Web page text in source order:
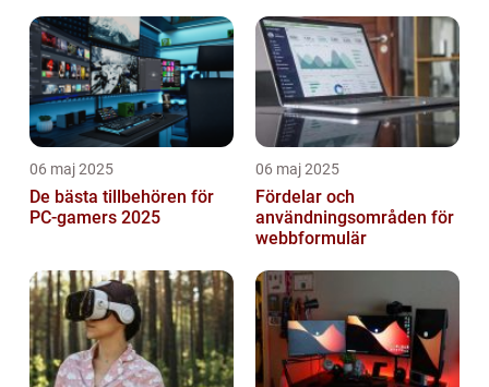
06 maj 2025
De bästa tillbehören för
PC-gamers 2025
06 maj 2025
Fördelar och
användningsområden för
webbformulär